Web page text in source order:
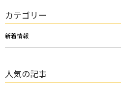
カテゴリー
新着情報
人気の記事